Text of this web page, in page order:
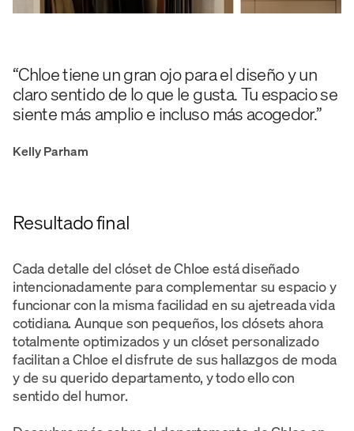
“Chloe tiene un gran ojo para el diseño y un
claro sentido de lo que le gusta. Tu espacio se
siente más amplio e incluso más acogedor.”
Kelly Parham
Resultado final
Cada detalle del clóset de Chloe está diseñado
intencionadamente para complementar su espacio y
funcionar con la misma facilidad en su ajetreada vida
cotidiana. Aunque son pequeños, los clósets ahora
totalmente optimizados y un clóset personalizado
facilitan a Chloe el disfrute de sus hallazgos de moda
y de su querido departamento, y todo ello con
sentido del humor.